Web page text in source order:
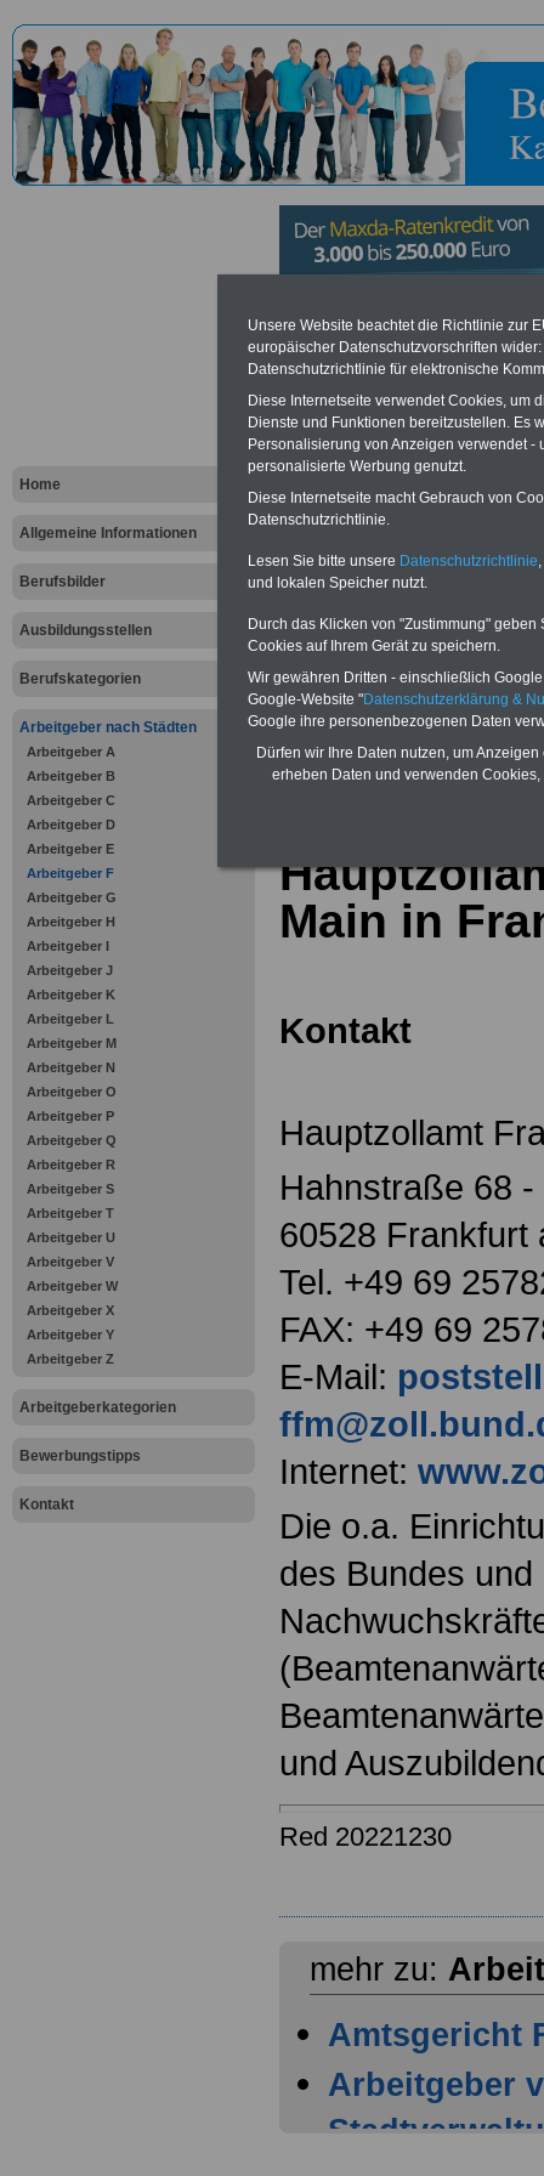
Home
Allgemeine Informationen
Berufsbilder
Ausbildungsstellen
Berufskategorien
Arbeitgeber nach Städten
Arbeitgeber A
Arbeitgeber B
Arbeitgeber C
Arbeitgeber D
Arbeitgeber E
Arbeitgeber F
Arbeitgeber G
Arbeitgeber H
Arbeitgeber I
Arbeitgeber J
Arbeitgeber K
Arbeitgeber L
Arbeitgeber M
Arbeitgeber N
Arbeitgeber O
Arbeitgeber P
Arbeitgeber Q
Arbeitgeber R
Arbeitgeber S
Arbeitgeber T
Arbeitgeber U
Arbeitgeber V
Arbeitgeber W
Arbeitgeber X
Arbeitgeber Y
Arbeitgeber Z
Arbeitgeberkategorien
Bewerbungstipps
Kontakt
Main in
Vorteile für den öffentlichen
Vergleichen und sparen
Bausparen schon ab 16 Jahren
Berufsunfähigkeitsabsicherung
Online-Vergleich Gesetzliche
Krankenkassen
Krankenversicherung
zurück zur
Main in
Kontakt
Hauptzollamt
Hahnstraße 68 -
60528 Frankfurt
Tel. +49 69
FAX: +49 69
E-Mail:
Internet:
Die o.a.
des Bundes und
und
Red 20221230
mehr zu:
Amtsgericht
Arbeitgeber
Unsere Website beachtet die Richtlinie zur
europäischer Datenschutzvorschriften
Datenschutzrichtlinie für elektronische
Diese Internetseite verwendet Cookies, um
Dienste und Funktionen bereitzustellen. Es
Personalisierung von Anzeigen verwendet
personalisierte Werbung genutzt.
Diese Internetseite macht Gebrauch von
Datenschutzrichtlinie.
Lesen Sie bitte unsere Datenschutzrichtlinie
und lokalen Speicher nutzt.
Durch das Klicken von "Zustimmung"
Cookies auf Ihrem Gerät zu speichern.
Wir gewähren Dritten - einschließlich
Google-Website "Datenschutzerklärung &
Google ihre personenbezogenen Daten
Dürfen wir Ihre Daten nutzen, um
erheben Daten und verwenden